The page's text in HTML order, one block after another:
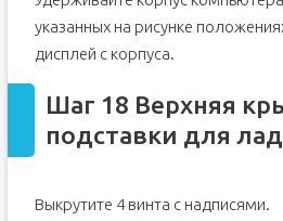
указанных на рисунке
дисплей с корпуса.
Шаг 18 Верхняя
подставки для
Выкрутите 4 винта с надписями.